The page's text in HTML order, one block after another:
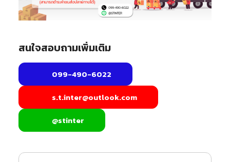
สนใจสอบถามเพิ่มเติม
099-490-6022
s.t.inter@outlook.com
@stinter